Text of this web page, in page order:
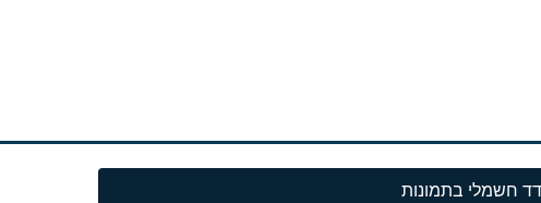
חשמלי בתמונות